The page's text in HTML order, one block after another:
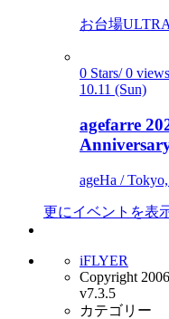
お台場
0 Stars/ 0 views
10.11 (Sun)
agefarre
ageHa / Tokyo,
更にイベントを表
iFLYER
Copyright
v7.3.5
カテゴリー